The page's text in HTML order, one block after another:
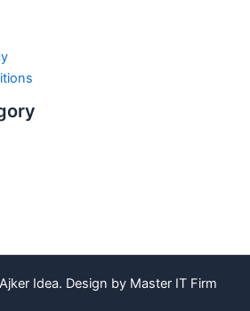
Idea. Design by Master IT Firm